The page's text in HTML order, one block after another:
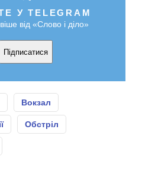
У TELEGRAM
від «Слово і діло»
Підписатися
Вокзал
Обстріл